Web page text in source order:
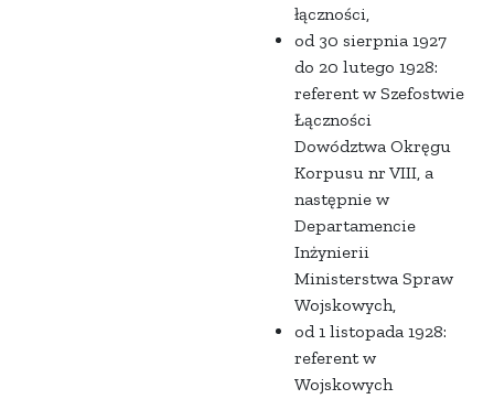
łączności,
od 30 sierpnia 1927
do 20 lutego 1928:
referent w Szefostwie
Łączności
Dowództwa Okręgu
Korpusu nr VIII, a
następnie w
Departamencie
Inżynierii
Ministerstwa Spraw
Wojskowych,
od 1 listopada 1928:
referent w
Wojskowych